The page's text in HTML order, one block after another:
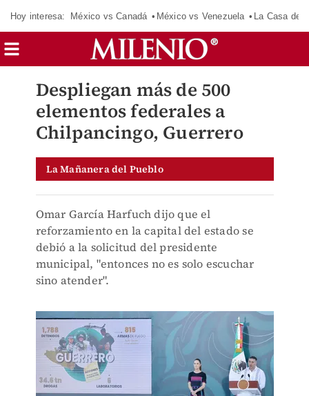
Hoy interesa: México vs Canadá México vs Venezuela La Casa de
Despliegan más de 500
elementos federales a
Chilpancingo, Guerrero
La Mañanera del Pueblo
Omar García Harfuch dijo que el
reforzamiento en la capital del estado se
debió a la solicitud del presidente
municipal, "entonces no es solo escuchar
sino atender".